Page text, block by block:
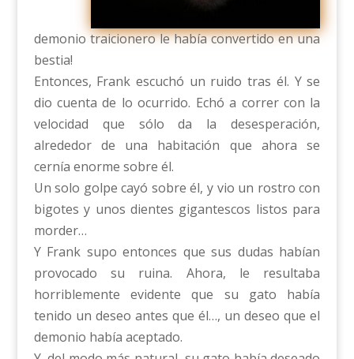
demonio traicionero le había convertido en una
bestia!
Entonces, Frank escuchó un ruido tras él. Y se
dio cuenta de lo ocurrido. Echó a correr con la
velocidad que sólo da la desesperación,
alrededor de una habitación que ahora se
cernía enorme sobre él.
Un solo golpe cayó sobre él, y vio un rostro con
bigotes y unos dientes gigantescos listos para
morder…
Y Frank supo entonces que sus dudas habían
provocado su ruina. Ahora, le resultaba
horriblemente evidente que su gato había
tenido un deseo antes que él…, un deseo que el
demonio había aceptado.